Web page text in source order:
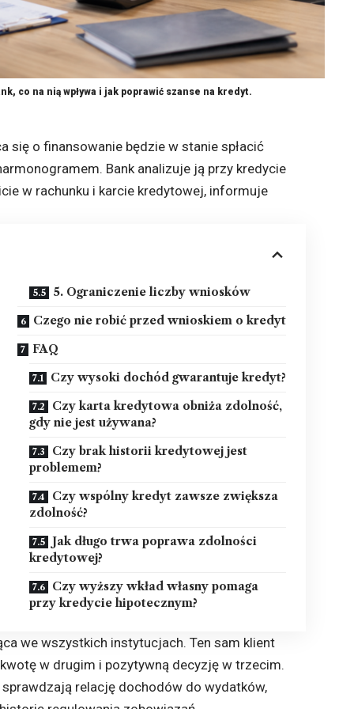
co na nią wpływa i jak poprawić szanse na kredyt.
się o finansowanie będzie w stanie spłacić
Bank analizuje ją przy kredycie
w rachunku i karcie kredytowej, informuje
5. Ograniczenie liczby wniosków
Czego nie robić przed wnioskiem o kredyt
FAQ
Czy wysoki dochód gwarantuje kredyt?
Czy karta kredytowa obniża zdolność,
gdy nie jest używana?
Czy brak historii kredytowej jest
problemem?
Czy wspólny kredyt zawsze zwiększa
zdolność?
Jak długo trwa poprawa zdolności
kredytowej?
Czy wyższy wkład własny pomaga
przy kredycie hipotecznym?
we wszystkich instytucjach. Ten sam klient
w drugim i pozytywną decyzję w trzecim.
relację dochodów do wydatków,